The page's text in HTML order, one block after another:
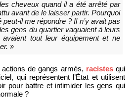
cheveux quand il a été arrêté par
avant de le laisser partir. Pourquoi
peut-il me répondre ? Il n’y avait pas
gens du quartier vaquaient à leurs
tout leur équipement et ne
»
de gangs armés, racistesqui
qui représentent l’État et utilisent
pour battre et intimider les gens qui
?